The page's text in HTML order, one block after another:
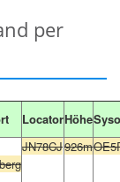
per
LocatorHöhe
JN78CJ926m